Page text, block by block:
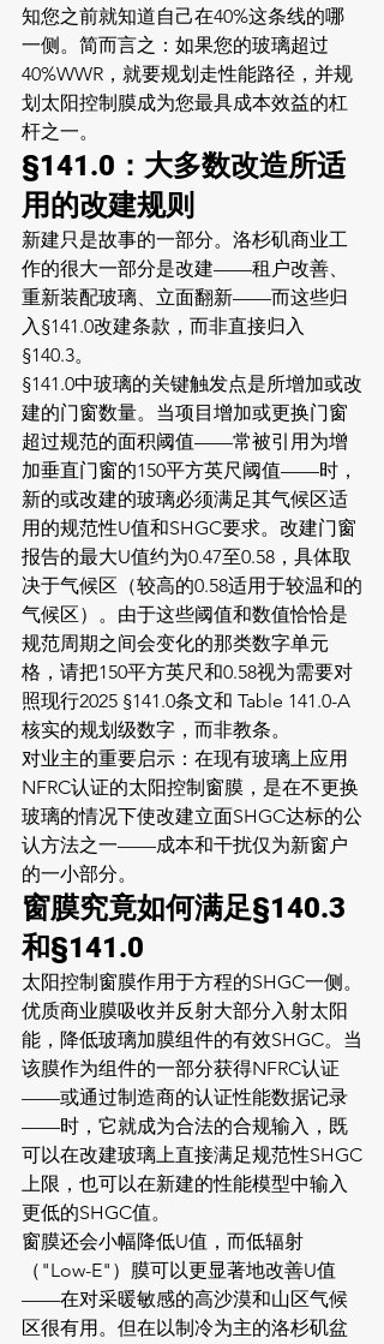
知您之前就知道自己在40%这条线的哪
一侧。简而言之：如果您的玻璃超过
40%WWR，就要规划走性能路径，并规
划太阳控制膜成为您最具成本效益的杠
杆之一。
§141.0：大多数改造所适
用的改建规则
新建只是故事的一部分。洛杉矶商业工
作的很大一部分是改建——租户改善、
重新装配玻璃、立面翻新——而这些归
入§141.0改建条款，而非直接归入
§140.3。
§141.0中玻璃的关键触发点是所增加或改
建的门窗数量。当项目增加或更换门窗
超过规范的面积阈值——常被引用为增
加垂直门窗的150平方英尺阈值——时，
新的或改建的玻璃必须满足其气候区适
用的规范性U值和SHGC要求。改建门窗
报告的最大U值约为0.47至0.58，具体取
决于气候区（较高的0.58适用于较温和的
气候区）。由于这些阈值和数值恰恰是
规范周期之间会变化的那类数字单元
格，请把150平方英尺和0.58视为需要对
照现行2025 §141.0条文和 Table 141.0-A
核实的规划级数字，而非教条。
对业主的重要启示：在现有玻璃上应用
NFRC认证的太阳控制窗膜，是在不更换
玻璃的情况下使改建立面SHGC达标的公
认方法之一——成本和干扰仅为新窗户
的一小部分。
窗膜究竟如何满足§140.3
和§141.0
太阳控制窗膜作用于方程的SHGC一侧。
优质商业膜吸收并反射大部分入射太阳
能，降低玻璃加膜组件的有效SHGC。当
该膜作为组件的一部分获得NFRC认证
——或通过制造商的认证性能数据记录
——时，它就成为合法的合规输入，既
可以在改建玻璃上直接满足规范性SHGC
上限，也可以在新建的性能模型中输入
更低的SHGC值。
窗膜还会小幅降低U值，而低辐射
（"Low-E"）膜可以更显著地改善U值
——在对采暖敏感的高沙漠和山区气候
区很有用。但在以制冷为主的洛杉矶盆